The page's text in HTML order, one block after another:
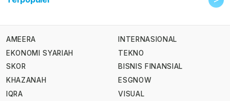
AMEERA
EKONOMI SYARIAH
SKOR
KHAZANAH
IQRA
INTERNASIONAL
TEKNO
BISNIS FINANSIAL
ESGNOW
VISUAL